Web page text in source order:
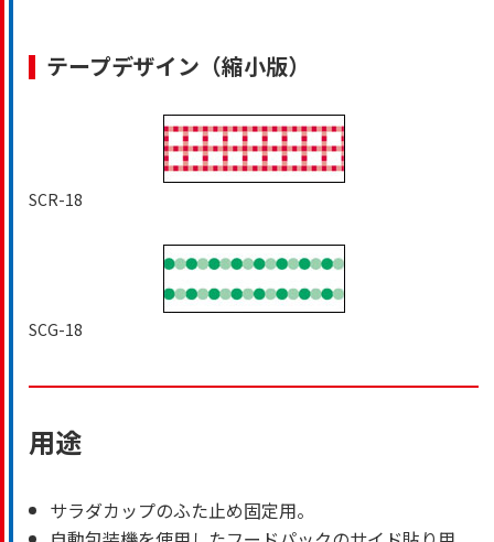
テープデザイン（縮小版）
SCR-18
SCG-18
用途
サラダカップのふた止め固定用。